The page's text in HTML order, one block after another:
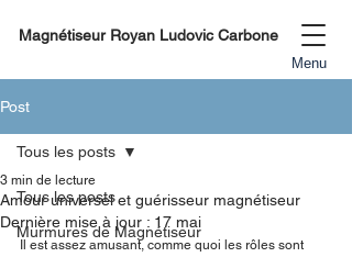
Magnétiseur Royan Ludovic Carbone
Menu
Post
Tous les posts
Murmures de Magnétiseur
Tous les posts
Amour universel et guérisseur magnétiseur
3 min de lecture
Dernière mise à jour : 17 mai
Il est assez amusant, comme quoi les rôles sont